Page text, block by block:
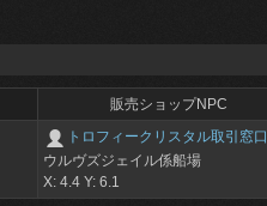
販売ショップNPC
トロフィークリスタル取引窓口
ウルヴズジェイル係船場
X: 4.4 Y: 6.1